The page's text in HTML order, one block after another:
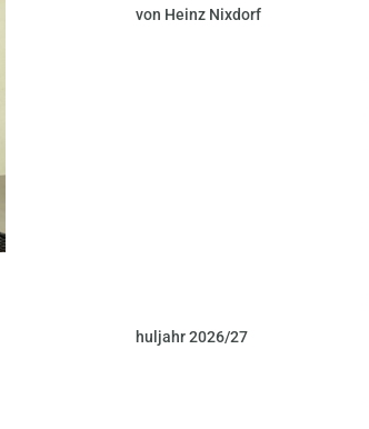
von Heinz Nixdorf
huljahr 2026/27